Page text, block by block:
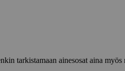
tarkistamaan ainesosat aina myös